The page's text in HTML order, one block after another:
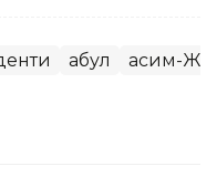
Қабул Қасим-